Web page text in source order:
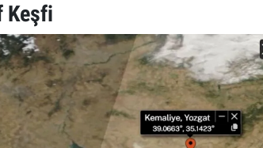
Keşfi